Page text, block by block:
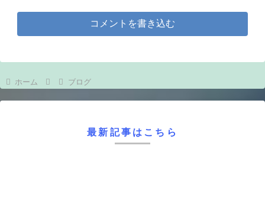
コメントを書き込む
ホーム ブログ
最新記事はこちら